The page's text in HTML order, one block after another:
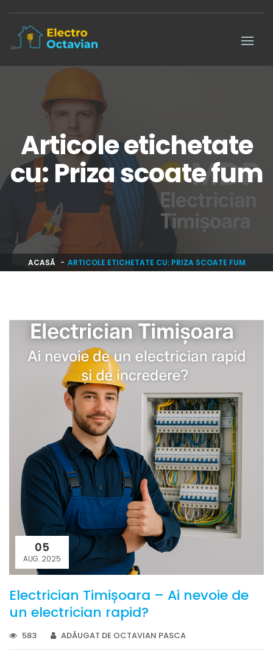
Articole etichetate
cu: Priza scoate fum
ACASĂ ARTICOLE ETICHETATE CU: PRIZA SCOATE FUM
05
AUG. 2025
Electrician Timișoara – Ai nevoie de
un electrician rapid?
583 ADĂUGAT DE OCTAVIAN PASCA